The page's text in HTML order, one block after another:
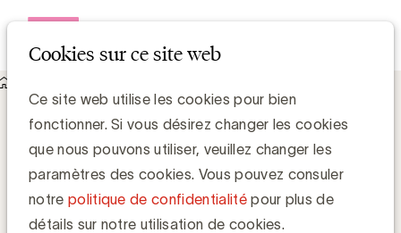
Cookies sur ce site web
Ce site web utilise les cookies pour bien
fonctionner. Si vous désirez changer les cookies
que nous pouvons utiliser, veuillez changer les
paramètres des cookies. Vous pouvez consuler
notre politique de confidentialitépour plus de
détails sur notre utilisation de cookies.
"Il est temps de réévaluer le mix média"
Grégory Marchandise, UBA
Domain lead Data & Technology and Content